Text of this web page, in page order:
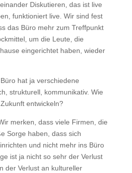
Diskutieren, das ist live
funktioniert live. Wir sind fest
das Büro mehr zum Treffpunkt
um die Leute, die
eingerichtet haben, wieder
hat ja verschiedene
strukturell, kommunikativ. Wie
entwickeln?
merken, dass viele Firmen, die
Sorge haben, dass sich
und nicht mehr ins Büro
ist ja nicht so sehr der Verlust
der Verlust an kultureller